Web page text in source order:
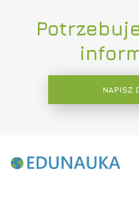
NAPISZ